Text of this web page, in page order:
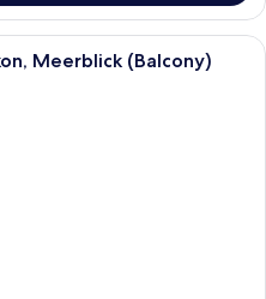
Ein modernes Hotelzimmer mit
Meerblick (Balcony)